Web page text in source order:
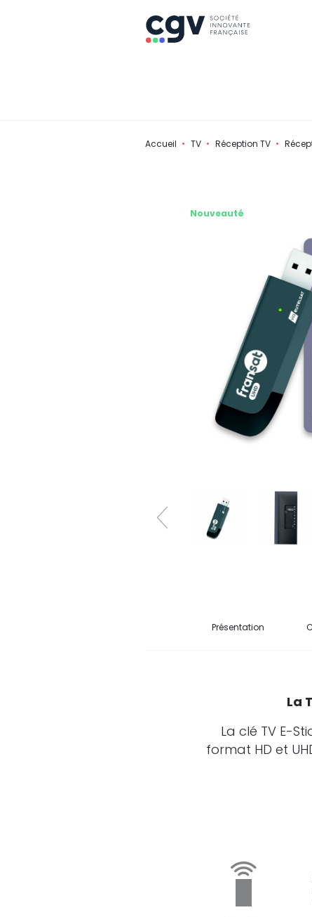
Accueil TV Réception TV
Nouveauté
Présentation
La
La clé TV E-
format HD et